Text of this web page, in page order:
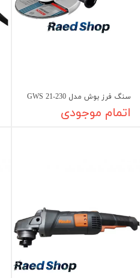
سنگ فرز بوش مدل GWS 21-230
اتمام موجودی